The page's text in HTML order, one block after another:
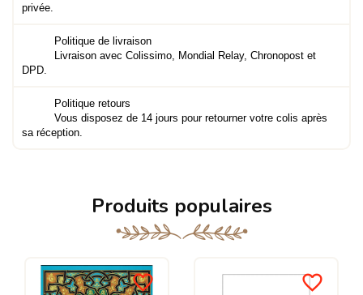
privée.
Politique de livraison
Livraison avec Colissimo, Mondial Relay, Chronopost et
DPD.
Politique retours
Vous disposez de 14 jours pour retourner votre colis après
sa réception.
Produits populaires
favorite_border favorite_border